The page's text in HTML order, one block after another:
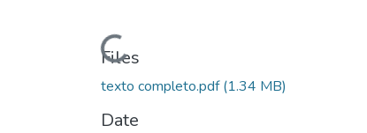
Loading...
Files
texto completo.pdf(1.34 MB)
Date